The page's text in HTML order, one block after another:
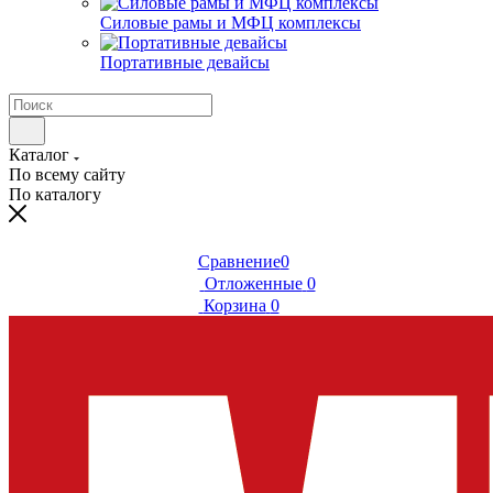
Силовые рамы и МФЦ комплексы
Портативные девайсы
Каталог
По всему сайту
По каталогу
Сравнение0
Отложенные 0
Корзина 0